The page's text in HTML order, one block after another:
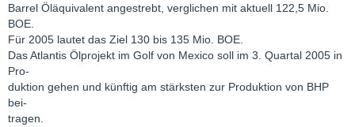
Barrel Öläquivalent angestrebt, verglichen mit aktuell 122,5 Mio.
BOE.
Für 2005 lautet das Ziel 130 bis 135 Mio. BOE.
Das Atlantis Ölprojekt im Golf von Mexico soll im 3. Quartal 2005 in
Pro-
duktion gehen und künftig am stärksten zur Produktion von BHP
bei-
tragen.